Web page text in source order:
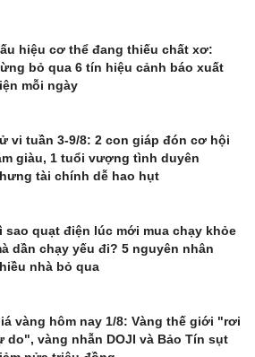
hiệu cơ thể đang thiếu chất xơ:
bỏ qua 6 tín hiệu cảnh báo xuất
mỗi ngày
vi tuần 3-9/8: 2 con giáp đón cơ hội
giàu, 1 tuổi vượng tình duyên
tài chính dễ hao hụt
sao quạt điện lúc mới mua chạy khỏe
dần chạy yếu đi? 5 nguyên nhân
nhà bỏ qua
vàng hôm nay 1/8: Vàng thế giới "rơi
do", vàng nhẫn DOJI và Bảo Tín sụt